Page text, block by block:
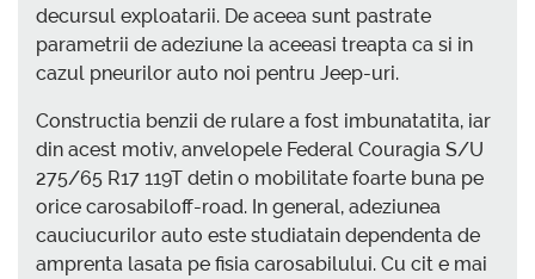
decursul exploatarii. De aceea sunt pastrate
parametrii de adeziune la aceeasi treapta ca si in
cazul pneurilor auto noi pentru Jeep-uri.
Constructia benzii de rulare a fost imbunatatita, iar
din acest motiv, anvelopele Federal Couragia S/U
275/65 R17 119T detin o mobilitate foarte buna pe
orice carosabiloff-road. In general, adeziunea
cauciucurilor auto este studiatain dependenta de
amprenta lasata pe fisia carosabilului. Cu cit e mai